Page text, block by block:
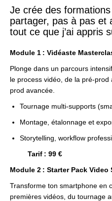
Je crée des
partager, pas à pas et
tout ce que j’ai appris
Module 1 : Vidéaste
Plonge dans un parcours
le process vidéo, de la pré-
prod avancée.
Tournage multi-supports
Montage, étalonnage et
Storytelling, workflow
Tarif : 99 €
Module 2 : Starter Pack Video
Transforme ton smartphone en
premières vidéos, du tournage